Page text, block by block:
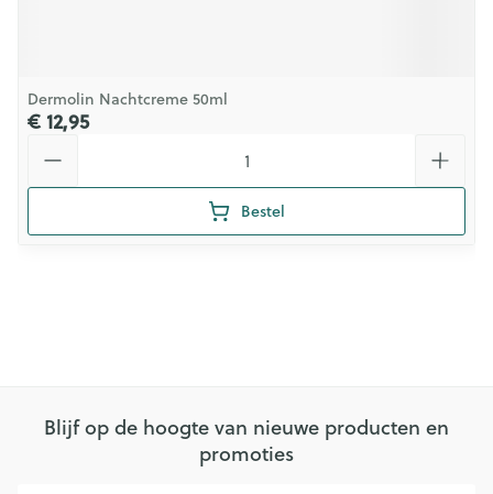
Dermolin Nachtcreme 50ml
€ 12,95
Bestel
Blijf op de hoogte van nieuwe producten en
promoties